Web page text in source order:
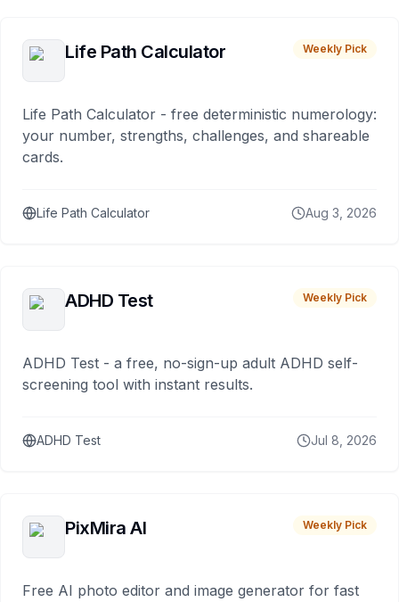
Life Path Calculator Weekly Pick
Life Path Calculator - free deterministic numerology:
your number, strengths, challenges, and shareable
cards.
Life Path Calculator Aug 3, 2026
ADHD Test Weekly Pick
ADHD Test - a free, no-sign-up adult ADHD self-
screening tool with instant results.
ADHD Test Jul 8, 2026
PixMira AI Weekly Pick
Free AI photo editor and image generator for fast